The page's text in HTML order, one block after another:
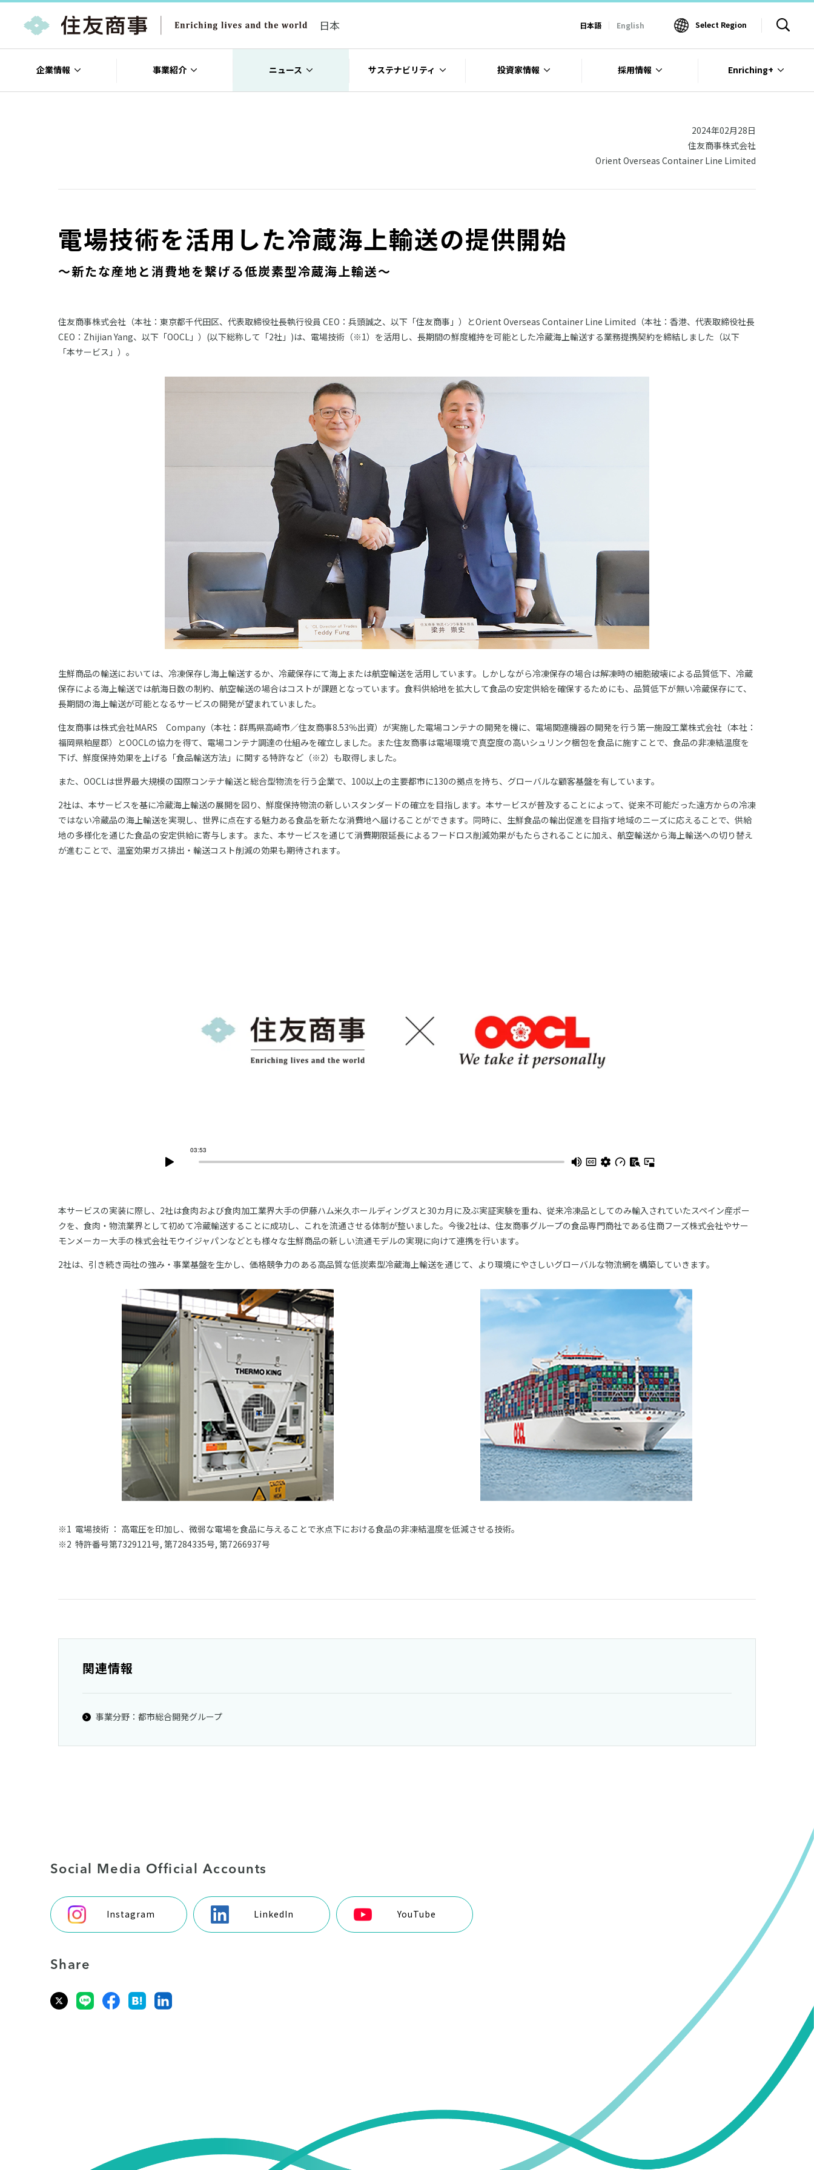
日本 日本語 English Select Region
企業情報 事業紹介 ニュース サステナビリティ 投資家情報 採用情報 Enriching+
2024年02月28日
住友商事株式会社
Orient Overseas Container Line Limited
電場技術を活用した冷蔵海上輸送の提供開始
～新たな産地と消費地を繋げる低炭素型冷蔵海上輸送～
住友商事株式会社（本社：東京都千代田区、代表取締役社長執行役員 CEO：兵頭誠之、以下「住友商事」）とOrient Overseas Container Line Limited（本社：香港、代表取締役社長
CEO：Zhijian Yang、以下「OOCL」）(以下総称して「2社」)は、電場技術（※1）を活用し、長期間の鮮度維持を可能とした冷蔵海上輸送する業務提携契約を締結しました（以下
「本サービス」）。
生鮮商品の輸送においては、冷凍保存し海上輸送するか、冷蔵保存にて海上または航空輸送を活用しています。しかしながら冷凍保存の場合は解凍時の細胞破壊による品質低下、冷蔵
保存による海上輸送では航海日数の制約、航空輸送の場合はコストが課題となっています。食料供給地を拡大して食品の安定供給を確保するためにも、品質低下が無い冷蔵保存にて、
長期間の海上輸送が可能となるサービスの開発が望まれていました。
住友商事は株式会社MARS Company（本社：群馬県高崎市／住友商事8.53％出資）が実施した電場コンテナの開発を機に、電場関連機器の開発を行う第一施設工業株式会社（本社：
福岡県粕屋郡）とOOCLの協力を得て、電場コンテナ調達の仕組みを確立しました。また住友商事は電場環境で真空度の高いシュリンク梱包を食品に施すことで、食品の非凍結温度を
下げ、鮮度保持効果を上げる「食品輸送方法」に関する特許など（※2）も取得しました。
また、OOCLは世界最大規模の国際コンテナ輸送と総合型物流を行う企業で、100以上の主要都市に130の拠点を持ち、グローバルな顧客基盤を有しています。
2社は、本サービスを基に冷蔵海上輸送の展開を図り、鮮度保持物流の新しいスタンダードの確立を目指します。本サービスが普及することによって、従来不可能だった遠方からの冷凍
ではない冷蔵品の海上輸送を実現し、世界に点在する魅力ある食品を新たな消費地へ届けることができます。同時に、生鮮食品の輸出促進を目指す地域のニーズに応えることで、供給
地の多様化を通じた食品の安定供給に寄与します。また、本サービスを通じて消費期限延長によるフードロス削減効果がもたらされることに加え、航空輸送から海上輸送への切り替え
が進むことで、温室効果ガス排出・輸送コスト削減の効果も期待されます。
本サービスの実装に際し、2社は食肉および食肉加工業界大手の伊藤ハム米久ホールディングスと30カ月に及ぶ実証実験を重ね、従来冷凍品としてのみ輸入されていたスペイン産ポー
クを、食肉・物流業界として初めて冷蔵輸送することに成功し、これを流通させる体制が整いました。今後2社は、住友商事グループの食品専門商社である住商フーズ株式会社やサー
モンメーカー大手の株式会社モウイジャパンなどとも様々な生鮮商品の新しい流通モデルの実現に向けて連携を行います。
2社は、引き続き両社の強み・事業基盤を生かし、価格競争力のある高品質な低炭素型冷蔵海上輸送を通じて、より環境にやさしいグローバルな物流網を構築していきます。
電場技術 ： 高電圧を印加し、微弱な電場を食品に与えることで氷点下における食品の非凍結温度を低減させる技術。
特許番号第7329121号, 第7284335号, 第7266937号
関連情報
事業分野：都市総合開発グループ
Social Media Official Accounts
Instagram LinkedIn YouTube
Share